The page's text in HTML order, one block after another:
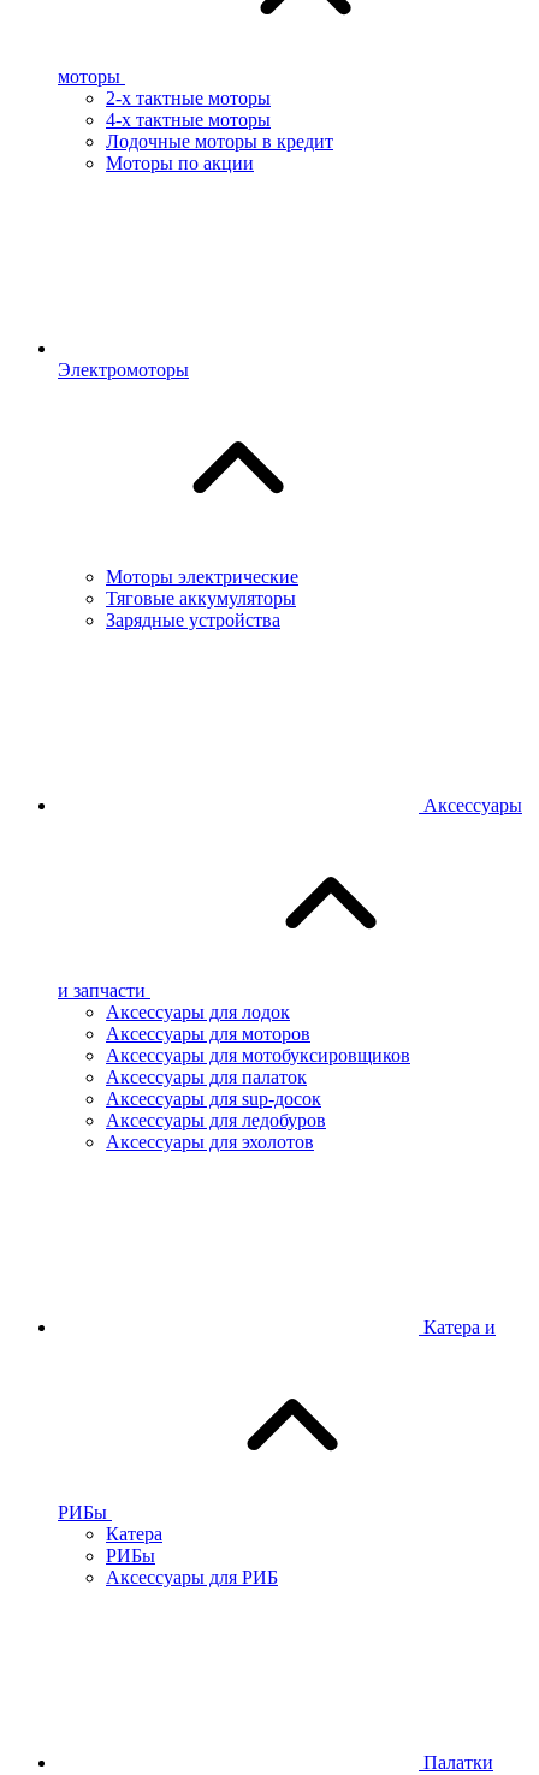
моторы
2-х тактные моторы
4-х тактные моторы
Лодочные моторы в кредит
Моторы по акции
Электромоторы
Моторы электрические
Тяговые аккумуляторы
Зарядные устройства
Аксессуары
и запчасти
Аксессуары для лодок
Аксессуары для моторов
Аксессуары для мотобуксировщиков
Аксессуары для палаток
Аксессуары для sup-досок
Аксессуары для ледобуров
Аксессуары для эхолотов
Катера и
РИБы
Катера
РИБы
Аксессуары для РИБ
Палатки